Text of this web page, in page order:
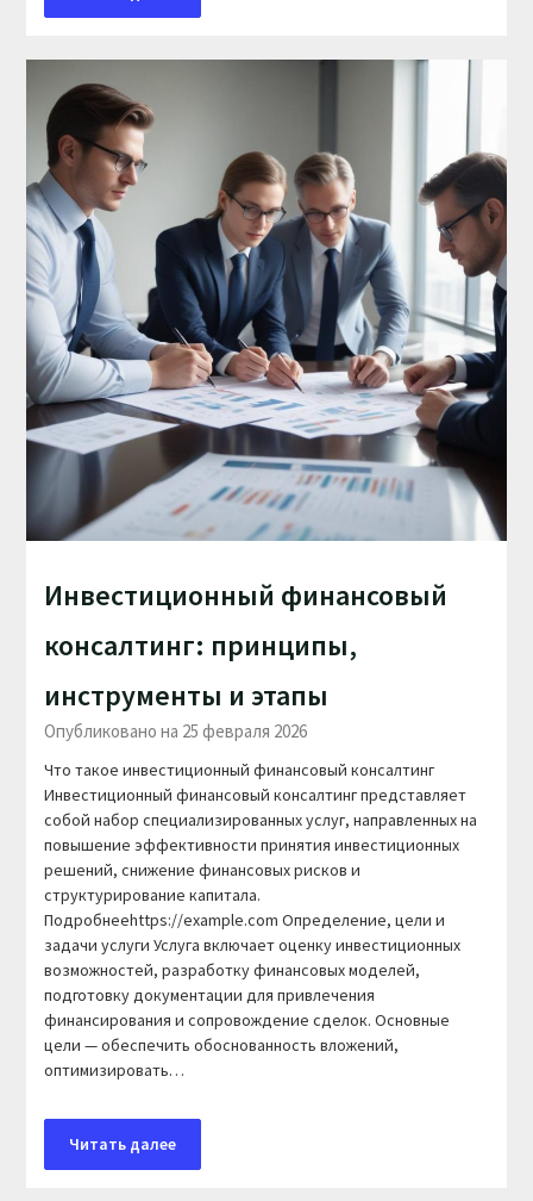
Инвестиционный финансовый
консалтинг: принципы,
инструменты и этапы
Опубликовано на 25 февраля 2026
Что такое инвестиционный финансовый консалтинг
Инвестиционный финансовый консалтинг представляет
собой набор специализированных услуг, направленных на
повышение эффективности принятия инвестиционных
решений, снижение финансовых рисков и
структурирование капитала.
Подробнееhttps://example.com Определение, цели и
задачи услуги Услуга включает оценку инвестиционных
возможностей, разработку финансовых моделей,
подготовку документации для привлечения
финансирования и сопровождение сделок. Основные
цели — обеспечить обоснованность вложений,
оптимизировать…
Читать далее